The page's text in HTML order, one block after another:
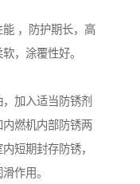
能 ，防护期长，高
，涂覆性好。
加入适当防锈剂
燃机内部防锈两
短期封存防锈，
作用。